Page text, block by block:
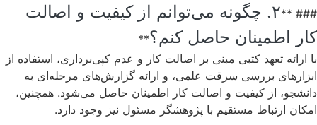
### **
۲. چگونه می‌توانم از کیفیت و اصالت
کار اطمینان حاصل کنم؟**
با ارائه تعهد کتبی مبنی بر اصالت کار و عدم کپی‌برداری، استفاده از
ابزارهای بررسی سرقت علمی، و ارائه گزارش‌های مرحله‌ای به
دانشجو، از کیفیت و اصالت کار اطمینان حاصل می‌شود. همچنین،
امکان ارتباط مستقیم با پژوهشگر مسئول نیز وجود دارد.